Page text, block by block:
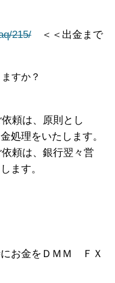
215/ ＜＜出金まで
すか？
頼は、原則とし
処理をいたします。
頼は、銀行翌々営
ます。
お金をＤＭＭ ＦＸ